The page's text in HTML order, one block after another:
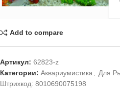
Add to compare
Артикул: 62823-z
Категории: Аквариумистика
Для
Штрихкод: 8010690075198